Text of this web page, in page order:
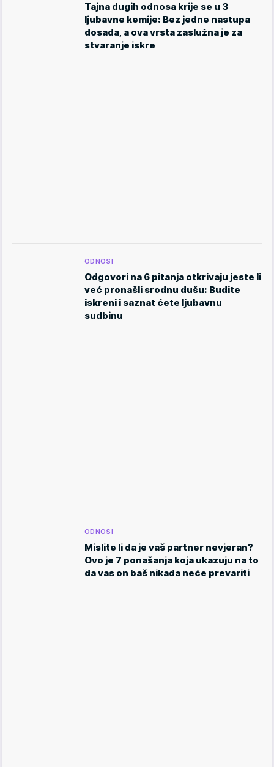
Tajna dugih odnosa krije se u 3
ljubavne kemije: Bez jedne nastupa
dosada, a ova vrsta zaslužna je za
stvaranje iskre
ODNOSI
Odgovori na 6 pitanja otkrivaju jeste li
već pronašli srodnu dušu: Budite
iskreni i saznat ćete ljubavnu
sudbinu
ODNOSI
Mislite li da je vaš partner nevjeran?
Ovo je 7 ponašanja koja ukazuju na to
da vas on baš nikada neće prevariti